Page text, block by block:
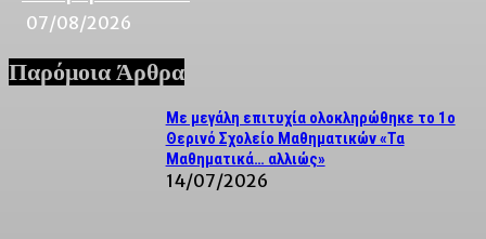
07/08/2026
Παρόμοια Άρθρα
Με μεγάλη επιτυχία ολοκληρώθηκε το 1ο
Θερινό Σχολείο Μαθηματικών «Τα
Μαθηματικά… αλλιώς»
14/07/2026